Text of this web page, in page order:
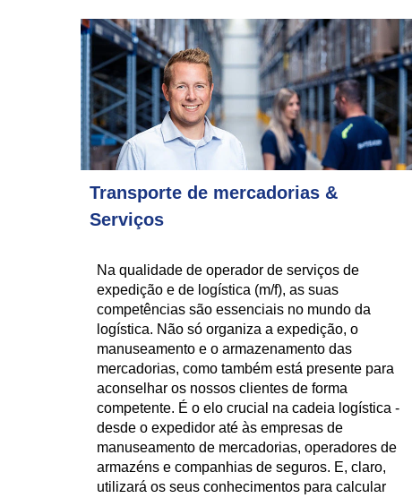
Transporte de mercadorias &
Serviços
Na qualidade de operador de serviços de
expedição e de logística (m/f), as suas
competências são essenciais no mundo da
logística. Não só organiza a expedição, o
manuseamento e o armazenamento das
mercadorias, como também está presente para
aconselhar os nossos clientes de forma
competente. É o elo crucial na cadeia logística -
desde o expedidor até às empresas de
manuseamento de mercadorias, operadores de
armazéns e companhias de seguros. E, claro,
utilizará os seus conhecimentos para calcular